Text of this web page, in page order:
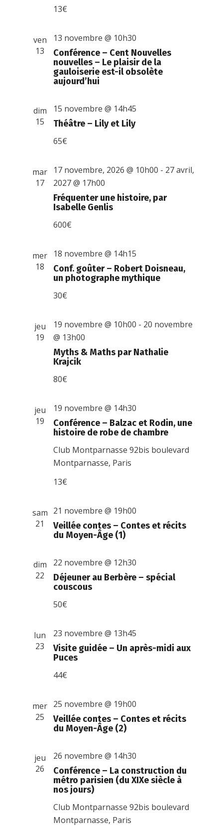
13€
ven
13
Conférence – Cent Nouvelles
nouvelles – Le plaisir de la
gauloiserie est-il obsolète
aujourd’hui
13 novembre @ 10h30
dim
15
Théâtre – Lily et Lily
15 novembre @ 14h45
65€
mar
17
Fréquenter une histoire, par
Isabelle Genlis
17 novembre, 2026 @ 10h00 - 27 avril,
2027 @ 17h00
600€
mer
18
Conf. goûter – Robert Doisneau,
un photographe mythique
18 novembre @ 14h15
30€
jeu
19
Myths & Maths par Nathalie
Krajcik
19 novembre @ 10h00 - 20 novembre
@ 13h00
80€
jeu
19
Conférence – Balzac et Rodin, une
histoire de robe de chambre
19 novembre @ 14h30
Club Montparnasse92bis boulevard
Montparnasse, Paris
13€
sam
21
Veillée contes – Contes et récits
du Moyen-Âge (1)
21 novembre @ 19h00
dim
22
Déjeuner au Berbère – spécial
couscous
22 novembre @ 12h30
50€
lun
23
Visite guidée – Un après-midi aux
Puces
23 novembre @ 13h45
44€
mer
25
Veillée contes – Contes et récits
du Moyen-Âge (2)
25 novembre @ 19h00
jeu
26
Conférence – La construction du
métro parisien (du XIXe siècle à
nos jours)
26 novembre @ 14h30
Club Montparnasse92bis boulevard
Montparnasse, Paris